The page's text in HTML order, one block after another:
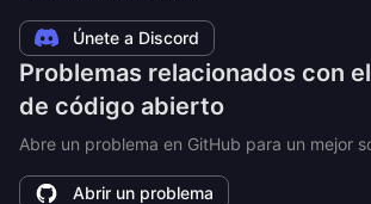
Únete a Discord
Problemas relacionados con
de código abierto
Abre un problema en GitHub para un mejor
Abrir un problema